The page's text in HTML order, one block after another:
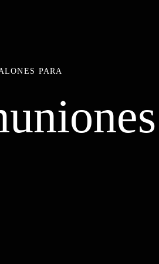
PARA